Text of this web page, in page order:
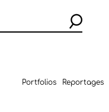
Portfolios Reportages